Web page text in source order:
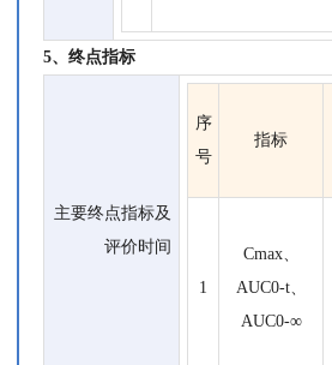
5、终点指标
主要终点指标及
评价时间
序
号
指标
1
Cmax、
AUC0-t、
AUC0-∞